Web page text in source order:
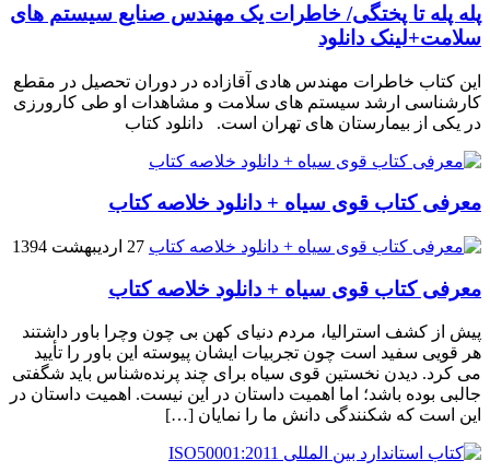
پله پله تا پختگی/ خاطرات یک مهندس صنایع سیستم های
سلامت+لینک دانلود
این کتاب خاطرات مهندس هادی آقازاده در دوران تحصیل در مقطع
کارشناسی ارشد سیستم های سلامت و مشاهدات او طی کارورزی
در یکی از بیمارستان های تهران است. دانلود کتاب
معرفی کتاب قوی سیاه + دانلود خلاصه کتاب
27 اردیبهشت 1394
معرفی کتاب قوی سیاه + دانلود خلاصه کتاب
پیش از کشف استرالیا، مردم دنیاى کهن بی چون وچرا باور داشتند
هر قویى سفید است چون تجربیات ایشان پیوسته این باور را تأیید
می کرد. دیدن نخستین قوى سیاه براى چند پرنده‌شناس باید شگفتى
جالبى بوده باشد؛ اما اهمیت داستان در این نیست. اهمیت داستان در
این است که شکنندگى دانش ما را نمایان […]